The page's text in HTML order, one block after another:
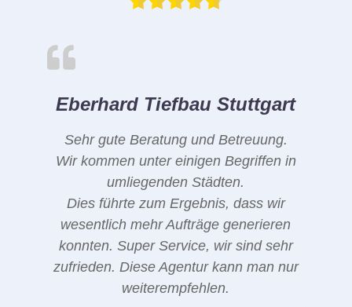
Eberhard Tiefbau Stuttgart
Sehr gute Beratung und Betreuung.
Wir kommen unter einigen Begriffen in
umliegenden Städten.
Dies führte zum Ergebnis, dass wir
wesentlich mehr Aufträge generieren
konnten. Super Service, wir sind sehr
zufrieden. Diese Agentur kann man nur
weiterempfehlen.